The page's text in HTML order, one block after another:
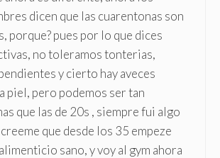
dicen que las cuarentonas son
porque? pues por lo que dices
no toleramos tonterias,
y cierto hay aveces
piel, pero podemos ser tan
que las de 20s , siempre fui algo
que desde los 35 empeze
sano, y voy al gym ahora